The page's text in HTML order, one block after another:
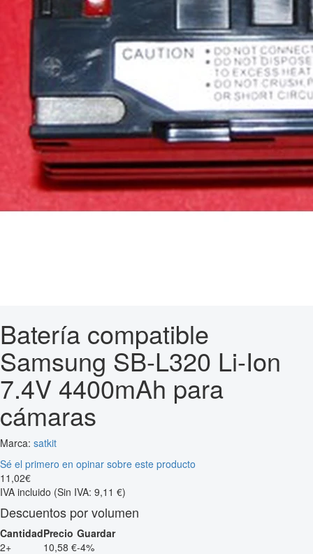
Batería compatible
Samsung SB-L320 Li-Ion
7.4V 4400mAh para
cámaras
Marca: satkit
Sé el primero en opinar sobre este producto
11 ,02€
IVA incluido (Sin IVA: 9,11 €)
Descuentos por volumen
CantidadPrecio Guardar
2+
10,58 €-4%